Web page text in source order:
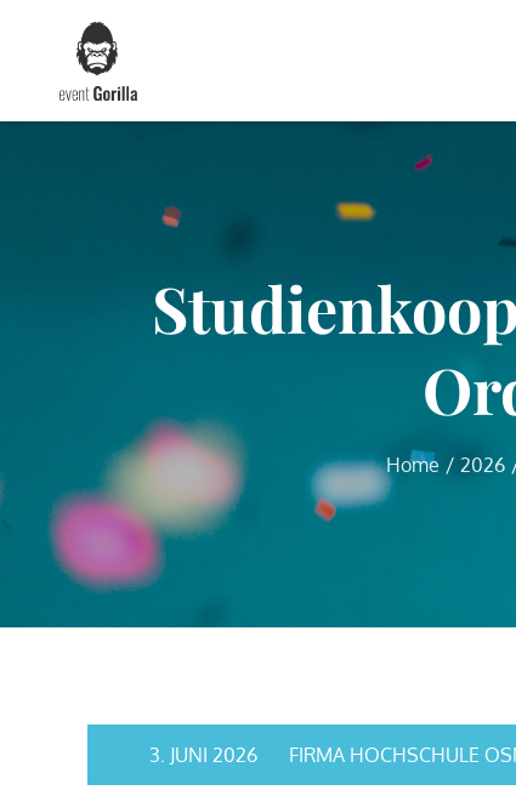
content
Home 2026
3. JUNI 2026 FIRMA HOCHSCHULE